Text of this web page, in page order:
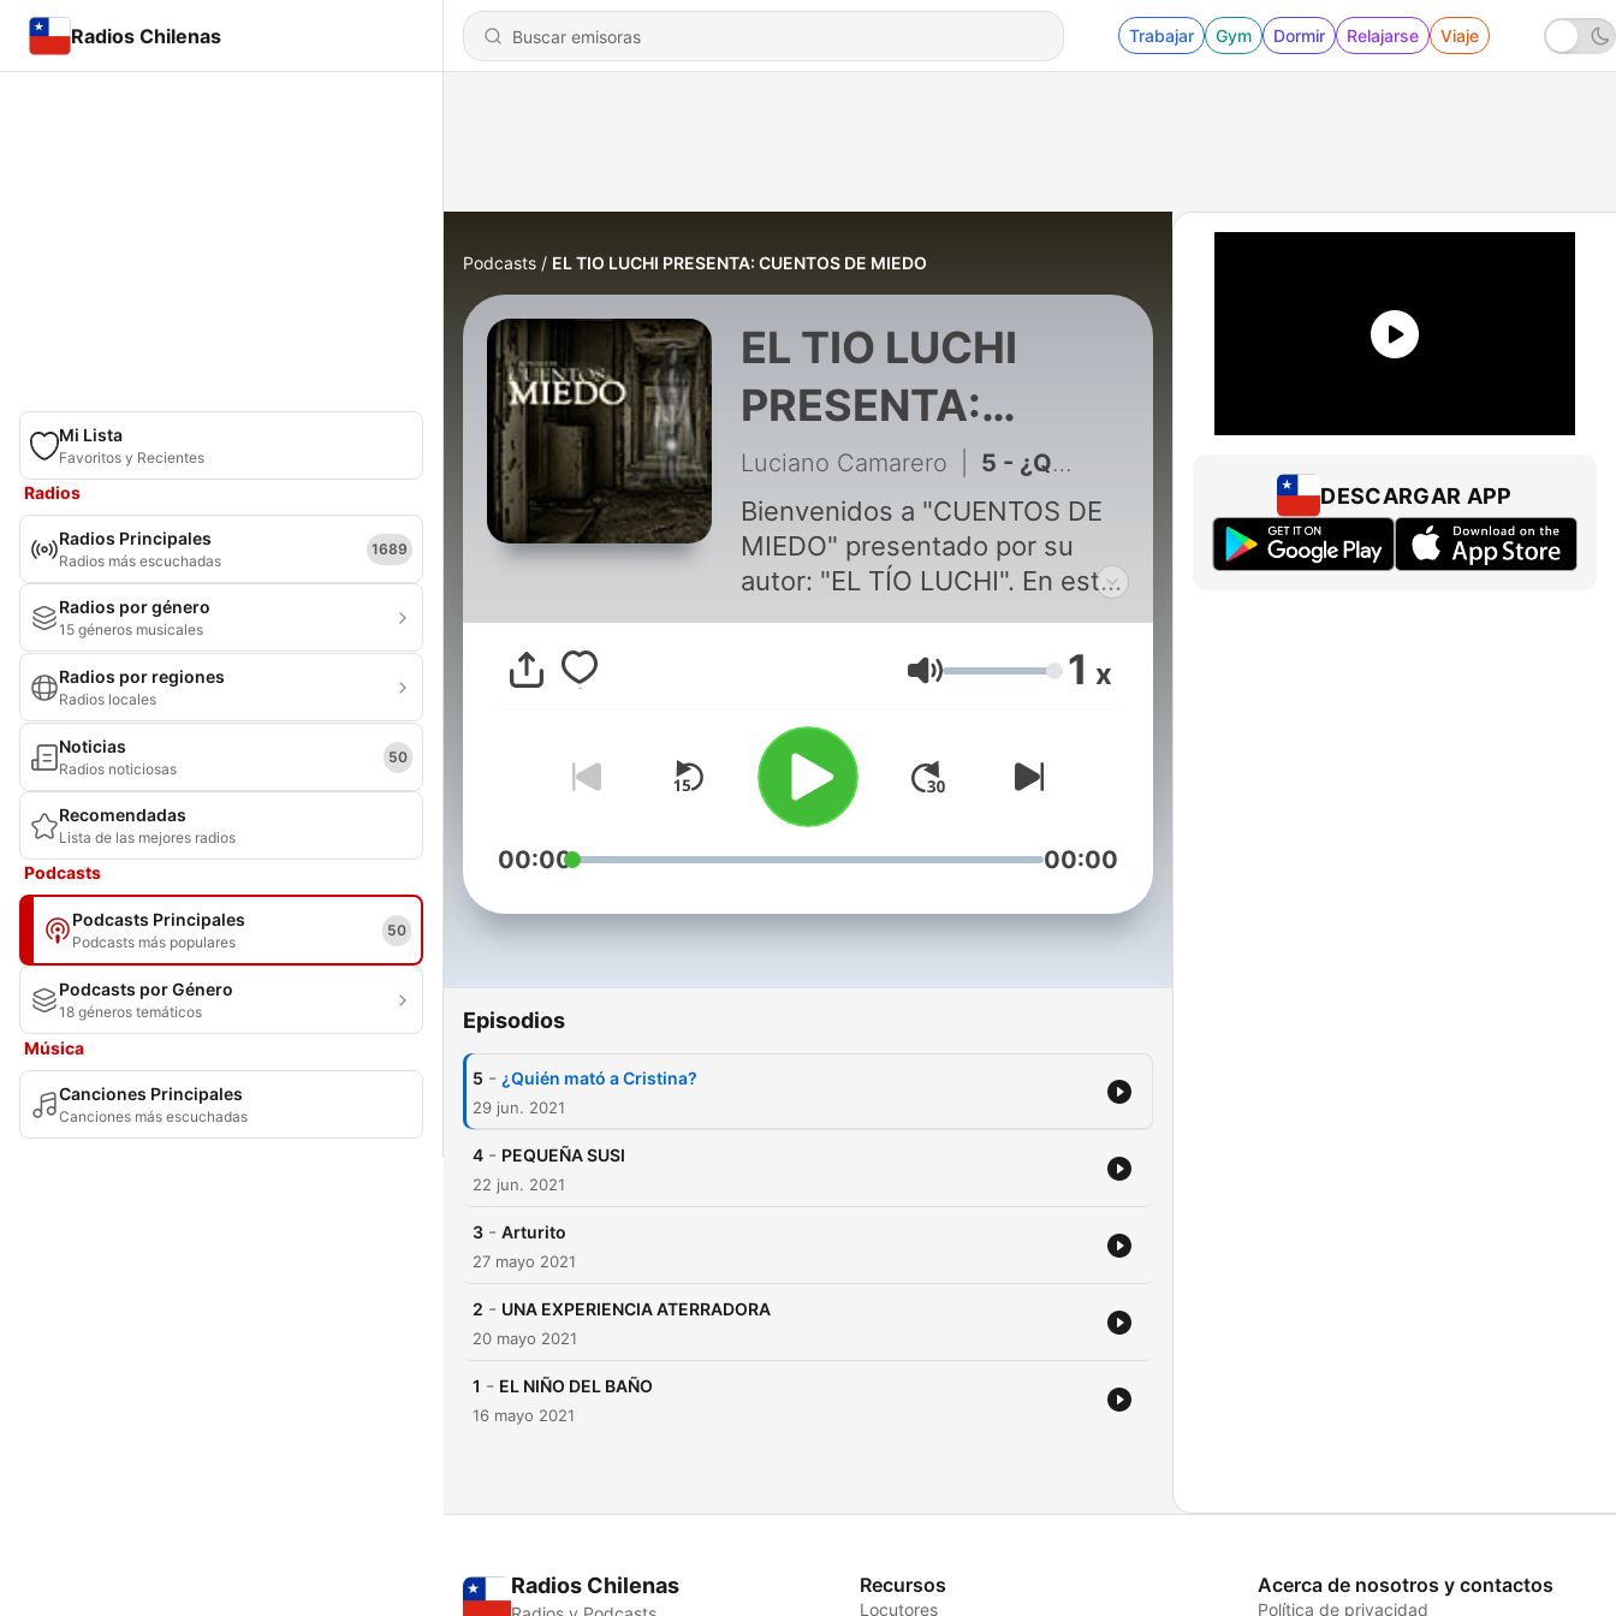
Radios Chilenas Trabajar Gym Dormir Relajarse Viaje
Mi Lista
Favoritos y Recientes
Radios
Radios Principales
Radios más escuchadas
1689
Radios por género
15 géneros musicales
Radios por regiones
Radios locales
Noticias
Radios noticiosas
50
Recomendadas
Lista de las mejores radios
Podcasts
Podcasts Principales
Podcasts más populares
50
Podcasts por Género
18 géneros temáticos
Música
Canciones Principales
Canciones más escuchadas
Podcasts EL TIO LUCHI PRESENTA: CUENTOS DE MIEDO
EL TIO LUCHI
PRESENTA:
CUENTOS DE
MIEDO
Luciano Camarero 5 - ¿Quién mató a Cristina?
Bienvenidos a "CUENTOS DE
MIEDO" presentado por su
autor: "EL TÍO LUCHI". En este
programa encontrarán, cada
semana, un nuevo capítulo
sobre estas truculentas
historias que no te van a dejar
dormir y vas a tener ganas de
contársela a tus amigos. Así
que, para ahorrarte el trabajo,
te invitamos a que compartas
contactos para que, juntos,
cuentos están registrados a
Volumen 1 x
00:00 00:00
Episodios
5 - ¿Quién mató a Cristina?
29 jun. 2021
4 - PEQUEÑA SUSI
22 jun. 2021
3 - Arturito
27 mayo 2021
2 - UNA EXPERIENCIA ATERRADORA
20 mayo 2021
1 - EL NIÑO DEL BAÑO
16 mayo 2021
DESCARGAR APP
Radios Chilenas Recursos
Locutores
Acerca de nosotros y contactos
Política de privacidad